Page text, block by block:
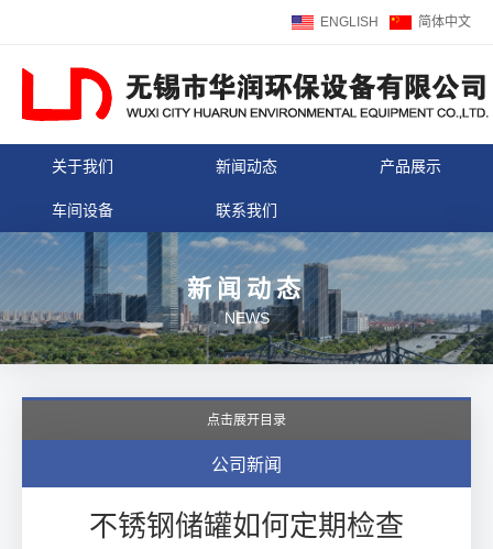
ENGLISH 简体中文
关于我们 新闻动态 产品展示
车间设备 联系我们
新闻动态
NEWS
点击展开目录
公司新闻
不锈钢储罐如何定期检查